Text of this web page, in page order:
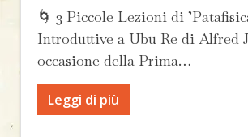
🌀 3 Piccole Lezioni di
Introduttive a Ubu Re di Alfred
occasione della Prima…
Leggi di più